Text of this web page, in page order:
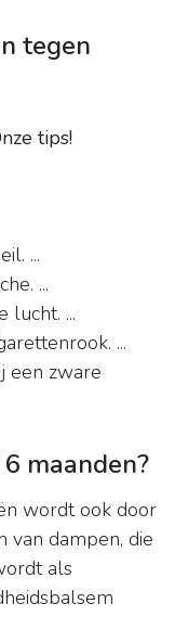
tegen
tips!
...
...
lucht. ...
...
een zware
maanden?
wordt ook door
van dampen, die
als